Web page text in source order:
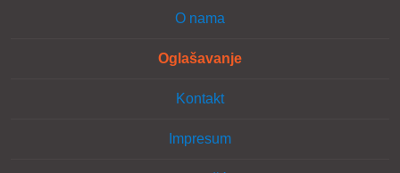
O nama
Oglašavanje
Kontakt
Impresum